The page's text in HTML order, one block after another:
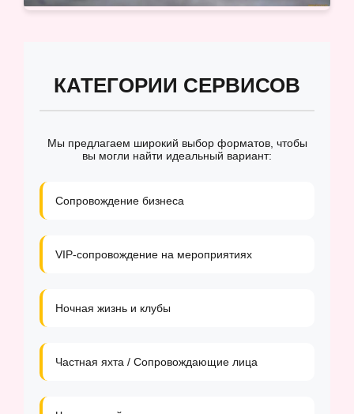
КАТЕГОРИИ СЕРВИСОВ
Мы предлагаем широкий выбор форматов, чтобы
вы могли найти идеальный вариант:
Сопровождение бизнеса
VIP-сопровождение на мероприятиях
Ночная жизнь и клубы
Частная яхта / Сопровождающие лица